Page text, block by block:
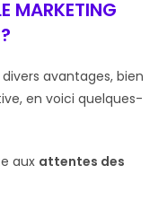
MARKETING
avantages, bien
en voici quelques-
aux attentes des